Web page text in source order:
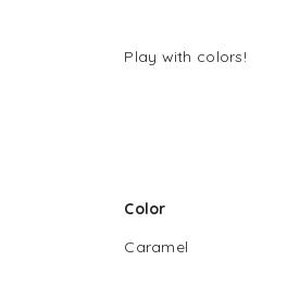
Play with colors!
Color
Caramel